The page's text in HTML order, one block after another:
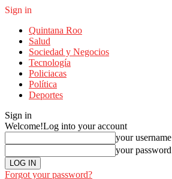
Sign in
Quintana Roo
Salud
Sociedad y Negocios
Tecnología
Policiacas
Política
Deportes
Sign in
Welcome!Log into your account
your username
your password
Forgot your password?